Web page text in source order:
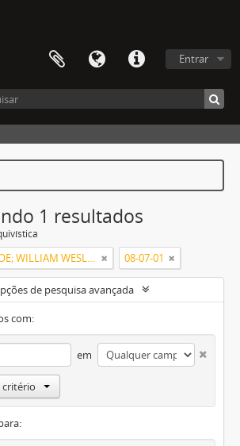
Entrar
1 resultados
WILLIAM WESLEY COE; WILLIAM WESLEY COE JUNIOR 08-07-01
de pesquisa avançada
com:
em